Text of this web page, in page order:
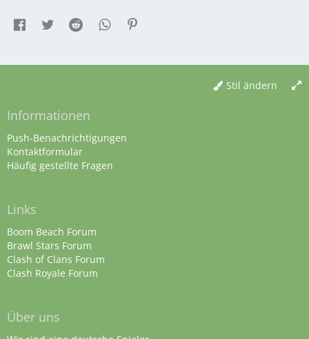
Stil ändern
Informationen
Push-Benachrichtigungen
Kontaktformular
Häufig gestellte Fragen
Links
Boom Beach Forum
Brawl Stars Forum
Clash of Clans Forum
Clash Royale Forum
Über uns